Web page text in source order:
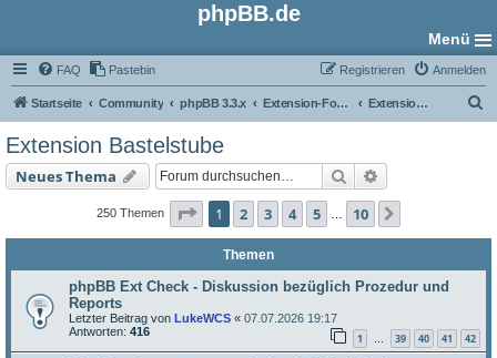
phpBB.de
Menü
FAQ Pastebin Anmelden
Registrieren
Startseite Community phpBB 3.3.x Extension-Foren Extension Bastelstube
Extension Bastelstube
Neues Thema Suche
250 Themen Seite 1von 10
1 2 3 4 5 10
Themen
phpBB Ext Check - Diskussion bezüglich Prozedur und
Reports
Letzter Beitrag von LukeWCS « 07.07.2026 19:17
Antworten: 416 1 … 39 40 41 42